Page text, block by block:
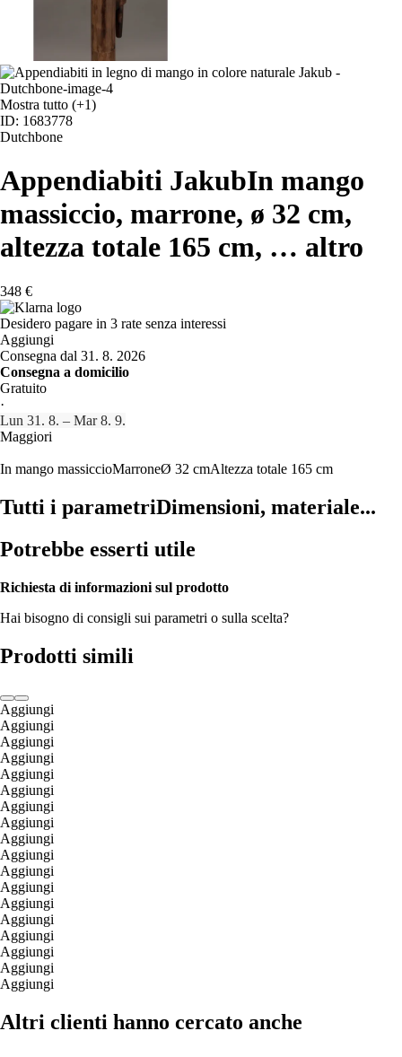
Mostra tutto (+1)
ID: 1683778
Dutchbone
Appendiabiti JakubIn mango
massiccio, marrone, ø 32 cm,
altezza totale 165 cm, … altro
348 €
Desidero pagare in 3 rate senza interessi
Aggiungi
Consegna dal 31. 8. 2026
Consegna a domicilio
Gratuito
·
Lun 31. 8. – Mar 8. 9.
Maggiori
In mango massiccioMarroneØ 32 cmAltezza totale 165 cm
Tutti i parametriDimensioni, materiale...
Potrebbe esserti utile
Richiesta di informazioni sul prodotto
Hai bisogno di consigli sui parametri o sulla scelta?
Prodotti simili
Aggiungi
Aggiungi
Aggiungi
Aggiungi
Aggiungi
Aggiungi
Aggiungi
Aggiungi
Aggiungi
Aggiungi
Aggiungi
Aggiungi
Aggiungi
Aggiungi
Aggiungi
Aggiungi
Aggiungi
Aggiungi
Altri clienti hanno cercato anche